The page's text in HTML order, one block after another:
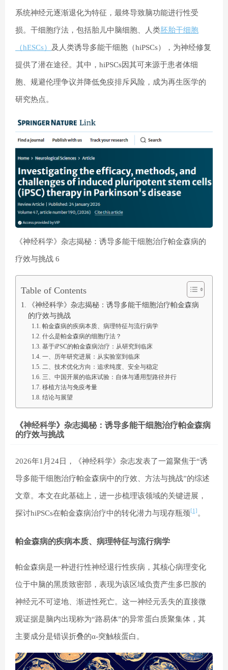
系统神经元逐渐退化为特征，最终导致脑功能进行性受
损。干细胞疗法，包括胎儿中脑细胞、人类胚胎干细胞
（hESCs） 及人类诱导多能干细胞（hiPSCs），为神经修复
提供了潜在途径。其中，hiPSCs因其可来源于患者体细
胞、规避伦理争议并降低免疫排斥风险，成为再生医学的
研究热点。
《神经科学》杂志揭秘：诱导多能干细胞治疗帕金森病的
疗效与挑战 6
Table of Contents
《神经科学》杂志揭秘：诱导多能干细胞治疗帕金森病
的疗效与挑战
帕金森病的疾病本质、病理特征与流行病学
什么是帕金森病的细胞疗法？
基于iPSC的帕金森病治疗：从研究到临床
一、历年研究进展：从实验室到临床
二、技术优化方向：追求纯度、安全与稳定
三、中国开展的临床试验：自体与通用型路径并行
移植方法与免疫考量
结论与展望
《神经科学》杂志揭秘：诱导多能干细胞治疗帕金森病
的疗效与挑战
2026年1月24日，《神经科学》杂志发表了一篇聚焦于“诱
导多能干细胞治疗帕金森病中的疗效、方法与挑战”的综述
文章。本文在此基础上，进一步梳理该领域的关键进展，
探讨hiPSCs在帕金森病治疗中的转化潜力与现存瓶颈[1] 。
帕金森病的疾病本质、病理特征与流行病学
帕金森病是一种进行性神经退行性疾病，其核心病理变化
位于中脑的黑质致密部，表现为该区域负责产生多巴胺的
神经元不可逆地、渐进性死亡。这一神经元丢失的直接微
观证据是脑内出现称为“路易体”的异常蛋白质聚集体，其
主要成分是错误折叠的α-突触核蛋白。